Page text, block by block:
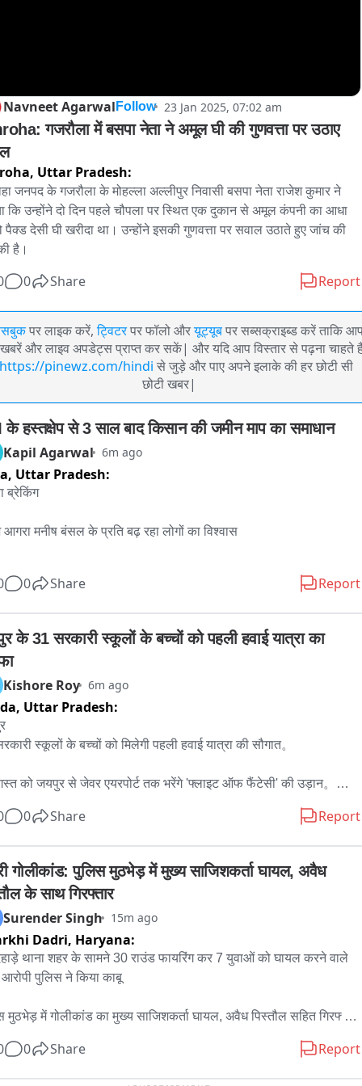
Navneet Agarwal Follow 23 Jan 2025, 07:02 am
गजरौला में बसपा नेता ने अमूल घी की गुणवत्ता पर उठाए
Uttar Pradesh:
जनपद के गजरौला के मोहल्ला अल्लीपुर निवासी बसपा नेता राजेश कुमार ने
कि उन्होंने दो दिन पहले चौपला पर स्थित एक दुकान से अमूल कंपनी का आधा
पैक्ड देसी घी खरीदा था। उन्होंने इसकी गुणवत्ता पर सवाल उठाते हुए जांच की
है।
0 Share Report
पर लाइक करें, ट्विटर पर फॉलो औरयूट्यूब पर सब्सक्राइब्ड करें ताकि
खबरें और लाइव अपडेट्स प्राप्त कर सकें| और यदि आप विस्तार से पढ़ना चाहते
https://pinewz.com/hindi से जुड़े और पाए अपने इलाके की हर छोटी सी
छोटी खबर|
के हस्तक्षेप से 3 साल बाद किसान की जमीन माप का समाधान
Kapil Agarwal 6m ago
Uttar Pradesh:
ब्रेकिंग
आगरा मनीष बंसल के प्रति बढ़ रहा लोगों का विश्वास
डीएम के लिए अपने खेत के ककोड़े सब्जी लेकर पहुंचा
के दौरान किसान ने ककोड़े की सब्जी डीएम को सौंपी
ने भी खुशी खुशी स्वीकार की किसान की ककोड़े की सब्जी
0 Share Report
के 31 सरकारी स्कूलों के बच्चों को पहली हवाई यात्रा का
Kishore Roy 6m ago
Uttar Pradesh:
स्कूलों के बच्चों को मिलेगी पहली हवाई यात्रा की सौगात。
को जयपुर से जेवर एयरपोर्ट तक भरेंगे 'फ्लाइट ऑफ फैंटेसी' की उड़ान。
भवन, इंडिया गेट और राष्ट्रीय युद्ध स्मारक का करेंगे भ्रमण。
बच्चों को बड़े सपने देखने की प्रेरणा देने की अनूठी पहल。
मंत्री मदन दिलावर ने बच्चों को दी शुभकामनाएं और प्रेरक संदेश。
मंत्री मदन दिलावर ने कहा पहली उड़ान सिर्फ सफर नहीं सपनों को नई ऊंचाई देने
。
0 Share Report
गोलीकांड: पुलिस मुठभेड़ में मुख्य साजिशकर्ता घायल, अवैध
के साथ गिरफ्तार
Surender Singh 15m ago
Dadri, Haryana:
थाना शहर के सामने 30 राउंड फायरिंग कर 7 युवाओं को घायल करने वाले
आरोपी पुलिस ने किया काबू
मुठभेड़ में गोलीकांड का मुख्य साजिशकर्ता घायल, अवैध पिस्तौल सहित गिरफ्तार
हेडक्वार्टर धीरज कुमार ने बताया कि दादरी फायरिंग मामले में दो अन्य
0 Share Report